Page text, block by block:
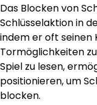
Das Blocken von
Schlüsselaktion in
indem er oft seinen
Tormöglichkeiten
Spiel zu lesen,
positionieren, um
blocken.